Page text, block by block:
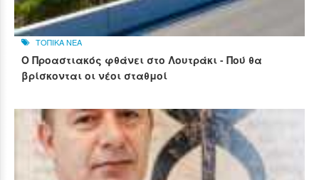
ΤΟΠΙΚΑ ΝΕΑ
Ο Προαστιακός φθάνει στο Λουτράκι - Πού θα
βρίσκονται οι νέοι σταθμοί